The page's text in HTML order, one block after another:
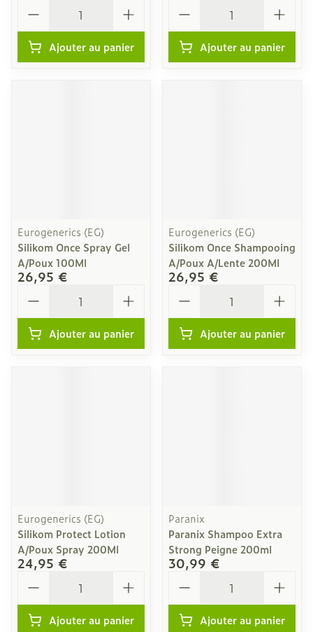
Ajouter au panier Ajouter au panier
Eurogenerics (EG)
Silikom Once Spray Gel
A/Poux 100Ml
26,95 €
Ajouter au panier
Eurogenerics (EG)
Silikom Once Shampooing
A/Poux A/Lente 200Ml
26,95 €
Ajouter au panier
Eurogenerics (EG)
Silikom Protect Lotion
A/Poux Spray 200Ml
24,95 €
Ajouter au panier
Paranix
Paranix Shampoo Extra
Strong Peigne 200ml
30,99 €
Ajouter au panier